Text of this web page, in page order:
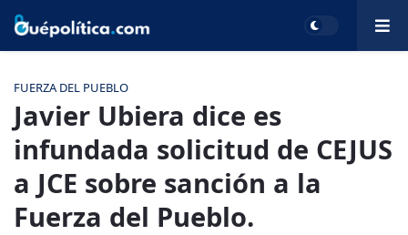
FUERZA DEL PUEBLO
Javier Ubiera dice es
infundada solicitud de CEJUS
a JCE sobre sanción a la
Fuerza del Pueblo.